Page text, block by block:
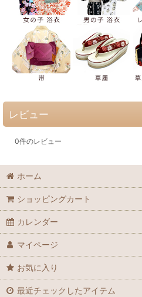
レビュー
0件のレビュー
ホーム
ショッピングカート
カレンダー
マイページ
お気に入り
最近チェックしたアイテム